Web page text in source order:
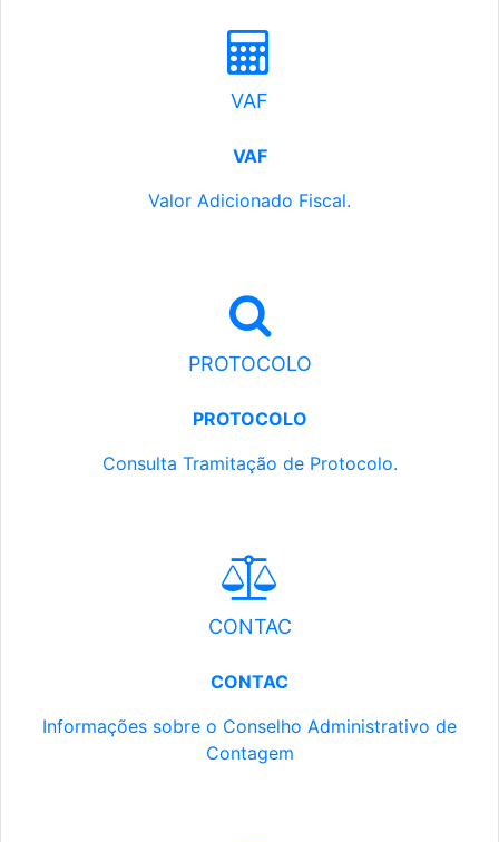
VAF
VAF
Valor Adicionado Fiscal.
PROTOCOLO
PROTOCOLO
Consulta Tramitação de Protocolo.
CONTAC
CONTAC
Informações sobre o Conselho Administrativo de
Contagem